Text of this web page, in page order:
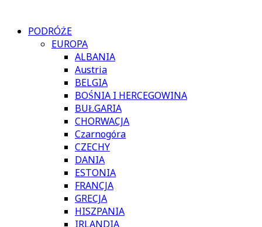
PODRÓŻE
EUROPA
ALBANIA
Austria
BELGIA
BOŚNIA I HERCEGOWINA
BUŁGARIA
CHORWACJA
Czarnogóra
CZECHY
DANIA
ESTONIA
FRANCJA
GRECJA
HISZPANIA
IRLANDIA